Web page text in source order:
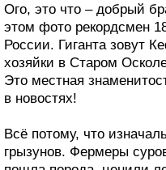
Ого, это что – добрый
этом фото рекордсмен
России. Гиганта зовут
хозяйки в Старом
Это местная
в новостях!
Всё потому, что
грызунов. Фермеры